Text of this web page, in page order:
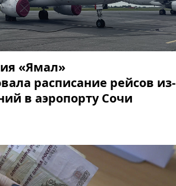
«Ямал»
расписание рейсов из-
в аэропорту Сочи